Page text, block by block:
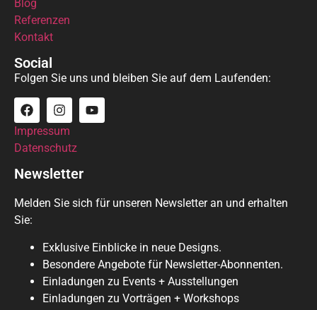
Blog
Referenzen
Kontakt
Social
Folgen Sie uns und bleiben Sie auf dem Laufenden:
Impressum
Datenschutz
Newsletter
Melden Sie sich für unseren Newsletter an und erhalten
Sie:
Exklusive Einblicke in neue Designs.
Besondere Angebote für Newsletter-Abonnenten.
Einladungen zu Events + Ausstellungen
Einladungen zu Vorträgen + Workshops